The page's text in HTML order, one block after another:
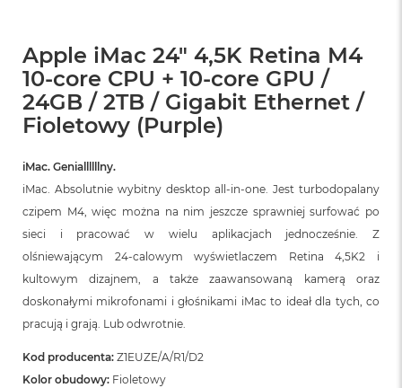
Apple iMac 24" 4,5K Retina M4
10-core CPU + 10-core GPU /
24GB / 2TB / Gigabit Ethernet /
Fioletowy (Purple)
iMac. Geniallllllny.
iMac. Absolutnie wybitny desktop all‑in‑one. Jest turbodopalany
czipem M4, więc można na nim jeszcze sprawniej surfować po
sieci i pracować w wielu aplikacjach jednocześnie. Z
olśniewającym 24‑calowym wyświetlaczem Retina 4,5K2 i
kultowym dizajnem, a także zaawansowaną kamerą oraz
doskonałymi mikrofonami i głośnikami iMac to ideał dla tych, co
pracują i grają. Lub odwrotnie.
Kod producenta: Z1EUZE/A/R1/D2
Kolor obudowy: Fioletowy